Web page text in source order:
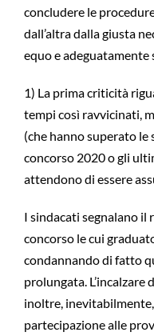
concludere le
dall’altra dalla giusta
equo e
1) La prima criticità
tempi così ravvicinati,
(che hanno superato le
concorso 2020 o gli
attendono di essere
I sindacati segnalano il
concorso le cui
condannando di fatto
prolungata. L’incalzare
inoltre,
partecipazione alle